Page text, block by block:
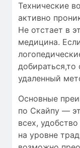
Технические
активно
Не отстает в
медицина.
добираться,то
удаленный
Основные
по Скайпу —
всех,
на уровне